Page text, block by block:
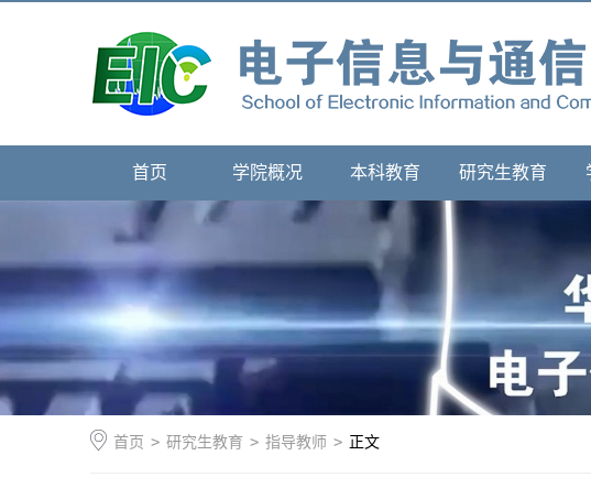
首页 学院概况 本科教育 研究生教育
首页 > 研究生教育 > 指导教师 > 正文